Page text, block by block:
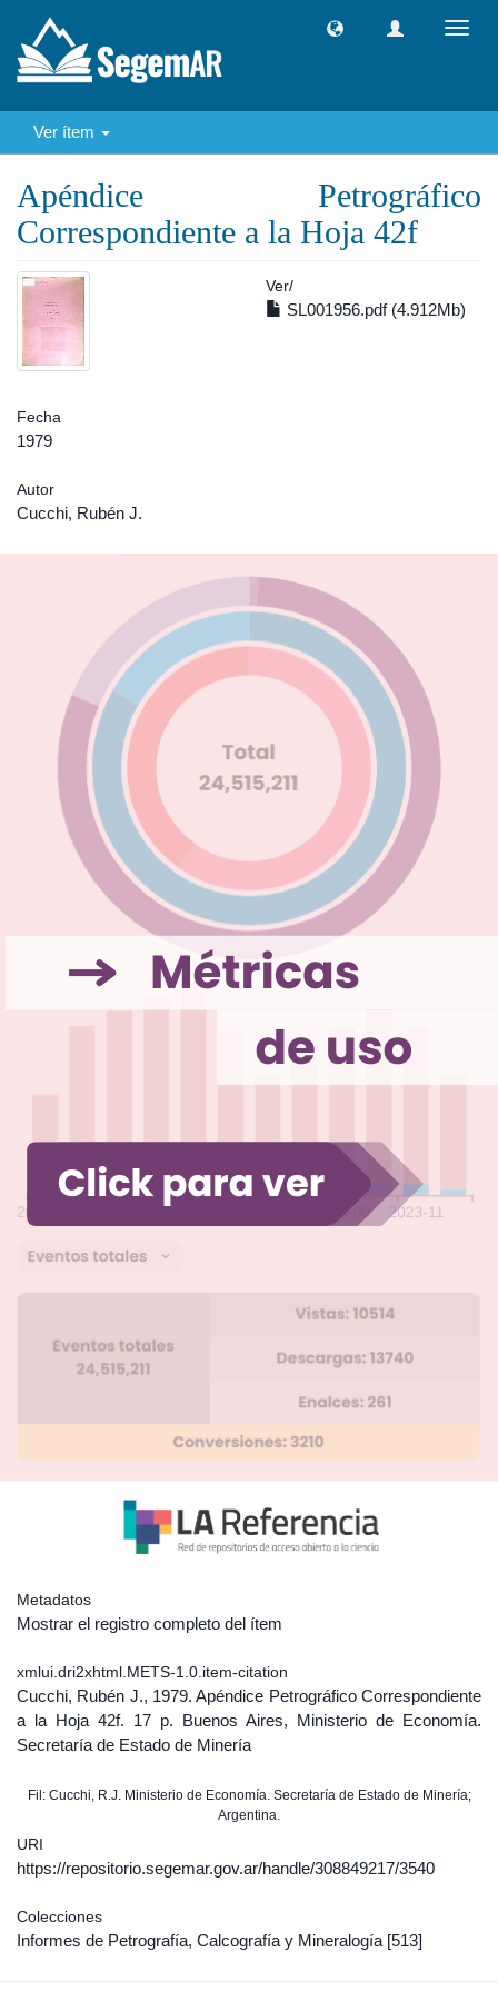
Ver ítem
Apéndice Petrográfico
Correspondiente a la Hoja 42f
Ver/
SL001956.pdf (4.912Mb)
Fecha
1979
Autor
Cucchi, Rubén J.
Metadatos
Mostrar el registro completo del ítem
xmlui.dri2xhtml.METS-1.0.item-citation
Cucchi, Rubén J., 1979. Apéndice Petrográfico Correspondiente
a la Hoja 42f. 17 p. Buenos Aires, Ministerio de Economía.
Secretaría de Estado de Minería
Fil: Cucchi, R.J. Ministerio de Economía. Secretaría de Estado de Minería;
Argentina.
URI
https://repositorio.segemar.gov.ar/handle/308849217/3540
Colecciones
Informes de Petrografía, Calcografía y Mineralogía [513]